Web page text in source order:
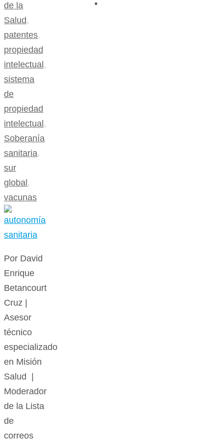
de la
Salud ,
patentes,
propiedad
intelectual ,
sistema
de
propiedad
intelectual ,
Soberanía
sanitaria,
sur
global ,
vacunas
Por David
Enrique
Betancourt
Cruz |
Asesor
técnico
especializado
en Misión
Salud |
Moderador
de la Lista
de
correos